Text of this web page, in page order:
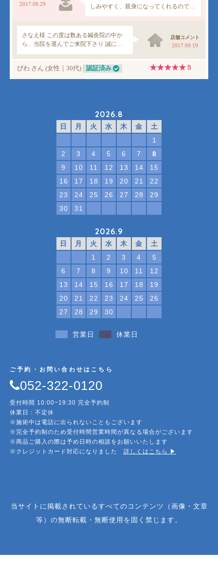
2026.8
日 月 火 水 木 金
土
1
2
3 4 5 6 7
8
9
10 11 12 13 14
15
16
17 18 19 20 21
22
23
24 25 26 27 28
29
30
31
2026.9
日 月 火 水 木 金
土
1
2 3 4
5
6
7 8 9 10 11
12
13
14 15 16 17 18
19
20
21 22 23 24 25
26
27
28 29 30
営業日 休業日
ご予約・お問い合わせはこちら
052-322-0120
受付時間 10:00~19:30 完全予約制
休業日：不定休
※施術中は電話に出られないこともございます
※完全予約制のため受付時間営業時間が異なる場合がございます
※商品ご購入の際は予め日時の相談をお願いいたします
※クレジットカード対応になりました 詳しくはこちら ▶︎
当サイトに掲載されているすべてのコンテンツ（画像・文章
等）の無断転載・無断使用を固く禁じます。